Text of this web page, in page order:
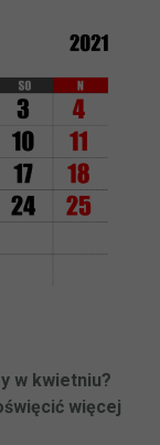
w kwietniu?
więcej